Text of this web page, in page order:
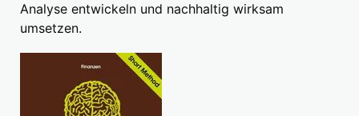
Analyse entwickeln und nachhaltig wirksam
umsetzen.